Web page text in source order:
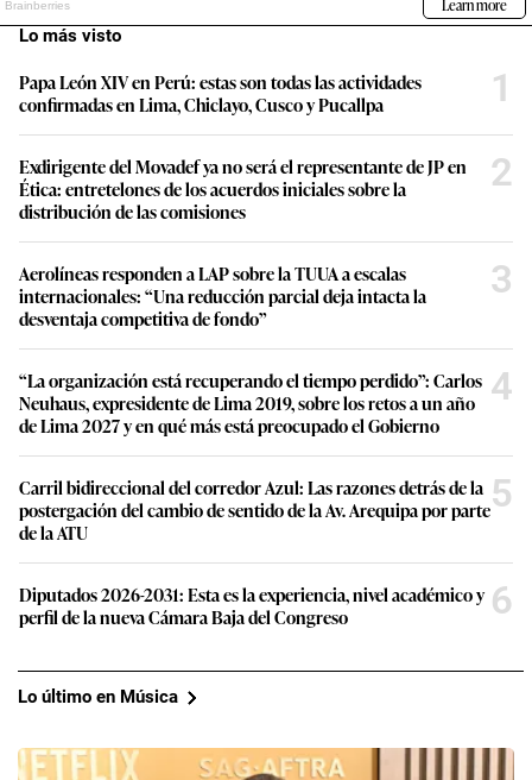
Lo más visto
Papa León XIV en Perú: estas son todas las actividades
confirmadas en Lima, Chiclayo, Cusco y Pucallpa
1
Exdirigente del Movadef ya no será el representante de JP en
Ética: entretelones de los acuerdos iniciales sobre la
distribución de las comisiones
2
Aerolíneas responden a LAP sobre la TUUA a escalas
internacionales: “Una reducción parcial deja intacta la
desventaja competitiva de fondo”
3
“La organización está recuperando el tiempo perdido”: Carlos
Neuhaus, expresidente de Lima 2019, sobre los retos a un año
de Lima 2027 y en qué más está preocupado el Gobierno
4
Carril bidireccional del corredor Azul: Las razones detrás de la
postergación del cambio de sentido de la Av. Arequipa por parte
de la ATU
5
Diputados 2026-2031: Esta es la experiencia, nivel académico y
perfil de la nueva Cámara Baja del Congreso
6
Lo último en Música